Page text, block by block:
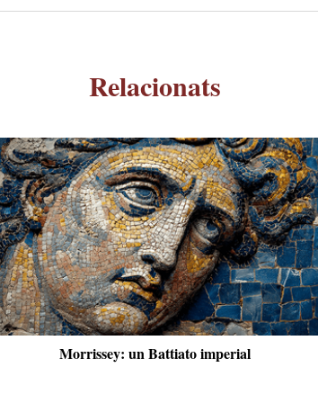
Relacionats
EN OBERT
Un nou programa polític per a la Catalunya Nord